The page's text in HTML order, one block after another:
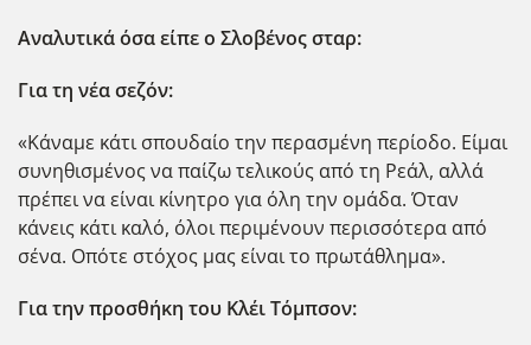
Αναλυτικά όσα είπε ο Σλοβένος σταρ:
Για τη νέα σεζόν:
«Κάναμε κάτι σπουδαίο την περασμένη περίοδο. Είμαι
συνηθισμένος να παίζω τελικούς από τη Ρεάλ, αλλά
πρέπει να είναι κίνητρο για όλη την ομάδα. Όταν
κάνεις κάτι καλό, όλοι περιμένουν περισσότερα από
σένα. Οπότε στόχος μας είναι το πρωτάθλημα».
Για την προσθήκη του Κλέι Τόμπσον: